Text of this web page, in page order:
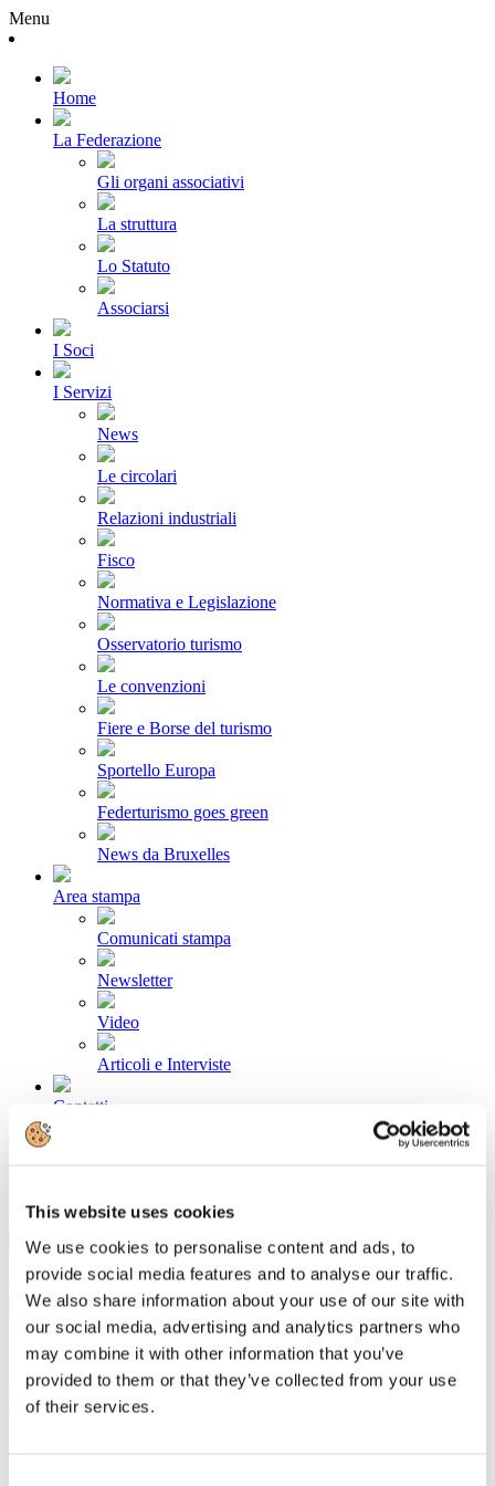
This website uses cookies
We use cookies to personalise content and ads, to
provide social media features and to analyse our traffic.
We also share information about your use of our site with
our social media, advertising and analytics partners who
may combine it with other information that you’ve
provided to them or that they’ve collected from your use
of their services.
Menu
Home
La Federazione
Gli organi associativi
La struttura
Lo Statuto
Associarsi
I Soci
I Servizi
News
Le circolari
Relazioni industriali
Fisco
Normativa e Legislazione
Osservatorio turismo
Le convenzioni
Fiere e Borse del turismo
Sportello Europa
Federturismo goes green
News da Bruxelles
Area stampa
Comunicati stampa
Newsletter
Video
Articoli e Interviste
Contatti
Tel. +39 320 57 80 986
Login
Cerca...
I Soci